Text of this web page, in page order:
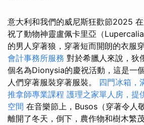
意大利和我們的威尼斯狂歡節2025
祝了動物神靈盧佩卡里亞（
的男人穿著狼，穿著短而開朗的衣服
會計事務所服務 對於希臘人來說，狄
個名為Dionysia的慶祝活動，這是一
人們穿著服裝穿著服裝。 四門冰箱，
推拿師專業課程 護理之家單人房，提
空間 在音樂節上，Busos（穿著令人
離開了冬天，倒下，農作物和樹木繁